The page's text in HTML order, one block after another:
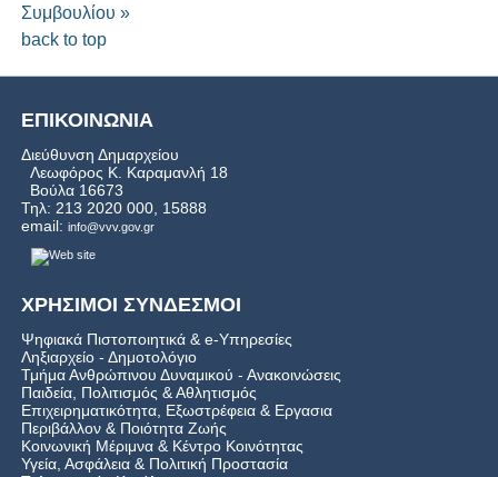
Συμβουλίου »
back to top
ΕΠΙΚΟΙΝΩΝΙΑ
Διεύθυνση Δημαρχείου
Λεωφόρος Κ. Καραμανλή 18
Βούλα 16673
Τηλ: 213 2020 000, 15888
email: info@vvv.gov.gr
ΧΡΗΣΙΜΟΙ ΣΥΝΔΕΣΜΟΙ
Ψηφιακά Πιστοποιητικά & e-Υπηρεσίες
Ληξιαρχείο - Δημοτολόγιο
Τμήμα Ανθρώπινου Δυναμικού - Ανακοινώσεις
Παιδεία, Πολιτισμός & Αθλητισμός
Επιχειρηματικότητα, Εξωστρέφεια & Εργασια
Περιβάλλον & Ποιότητα Ζωής
Kοινωνική Μέριμνα & Κέντρο Κοινότητας
Υγεία, Ασφάλεια & Πολιτική Προστασία